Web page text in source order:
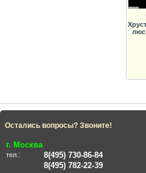
Остались вопросы? Звоните!
г. Москва
тел.:
8(495) 730-86-84
8(495) 782-22-39